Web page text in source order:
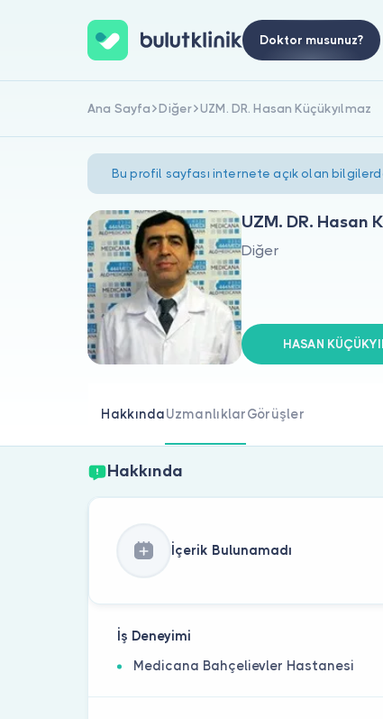
Doktor musunuz?
Ana Sayfa Diğer UZM. DR. Hasan Küçükyılmaz
Bu profil sayfası internete açık olan
UZM. DR. Hasan
Diğer
HASAN
HakkındaUzmanlıklarGörüşler
Hakkında
İçerik Bulunamadı
İş Deneyimi
Medicana Bahçelievler Hastanesi